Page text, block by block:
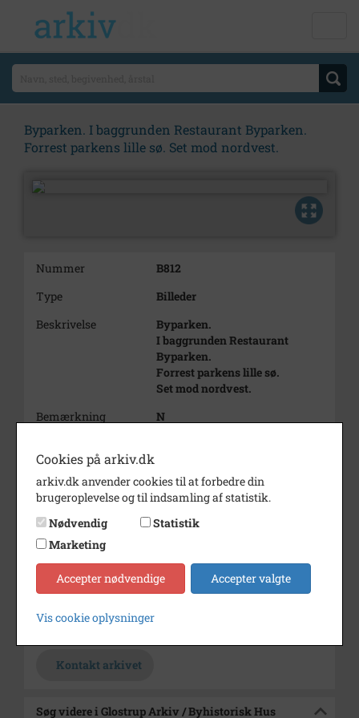
Byparken. I baggrunden Restaurant Byparken.
Forrest parkens lille sø. Set mod nordvest.
Nummer
B812
Type
Billeder
Beskrivelse
Byparken.
I baggrunden Restaurant
Byparken.
Forrest parkens lille sø.
Set mod nordvest.
Bemærkning
N
Dateringsnote
Fotograf
Egon Funch
Se på kort
Enhed
Glostrup Sogn (1000-2050)
Arkiv
Kontakt arkivet
Søg videre i Glostrup Arkiv / Byhistorisk Hus
Cookies på arkiv.dk
arkiv.dk anvender cookies til at forbedre din
brugeroplevelse og til indsamling af statistik.
Nødvendig
Statistik
Marketing
Accepter nødvendige Accepter valgte
Vis cookie oplysninger